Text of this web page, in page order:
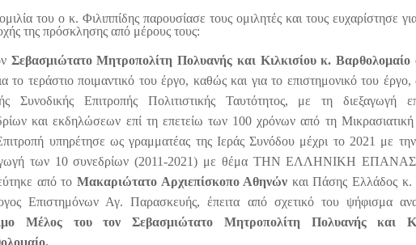
του ο κ. Φιλιππίδης παρουσίασε τους ομιλητές και τους ευχαρίστησε
της πρόσκλησης από μέρους τους:
Σεβασμιώτατο Μητροπολίτη Πολυανής και Κιλκισίου κ. Βαρθολομαίο
το τεράστιο ποιμαντικό του έργο, καθώς και για το επιστημονικό του
Συνοδικής Επιτροπής Πολιτιστικής Ταυτότητος, με τη διεξαγωγή
και εκδηλώσεων επί τη επετείω των 100 χρόνων από τη
υπηρέτησε ως γραμματέας της Ιεράς Συνόδου μέχρι το 2021 με την
των 10 συνεδρίων (2011-2021) με θέμα ΤΗΝ ΕΛΛΗΝΙΚΗ
από το Mακαριώτατο Αρχιεπίσκοπο Αθηνών και Πάσης Ελλάδος
Επιστημόνων Αγ. Παρασκευής, έπειτα από σχετικό του ψήφισμα
Μέλος
του τον Σεβασμιώτατο Μητροπολίτη Πολυανής και